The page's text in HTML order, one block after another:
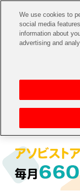
CHANNEL
ゲーム
アイドルマスターシ
アイドルマスター
アイドルマスター ミリオ
アイドルマスター SideM
イベントグッズ
トイ・ホビー
アイ
We use cookies to
social media
information about
advertising and